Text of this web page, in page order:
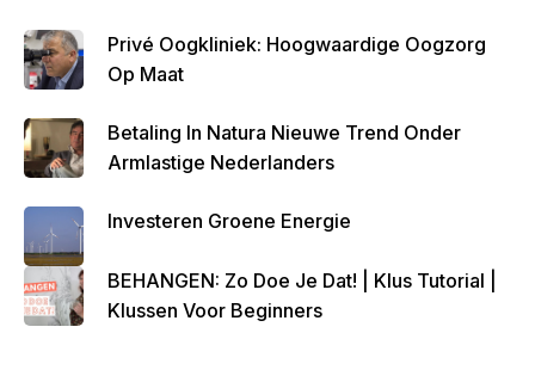
Privé Oogkliniek: Hoogwaardige Oogzorg
Op Maat
Betaling In Natura Nieuwe Trend Onder
Armlastige Nederlanders
Investeren Groene Energie
BEHANGEN: Zo Doe Je Dat! | Klus Tutorial |
Klussen Voor Beginners